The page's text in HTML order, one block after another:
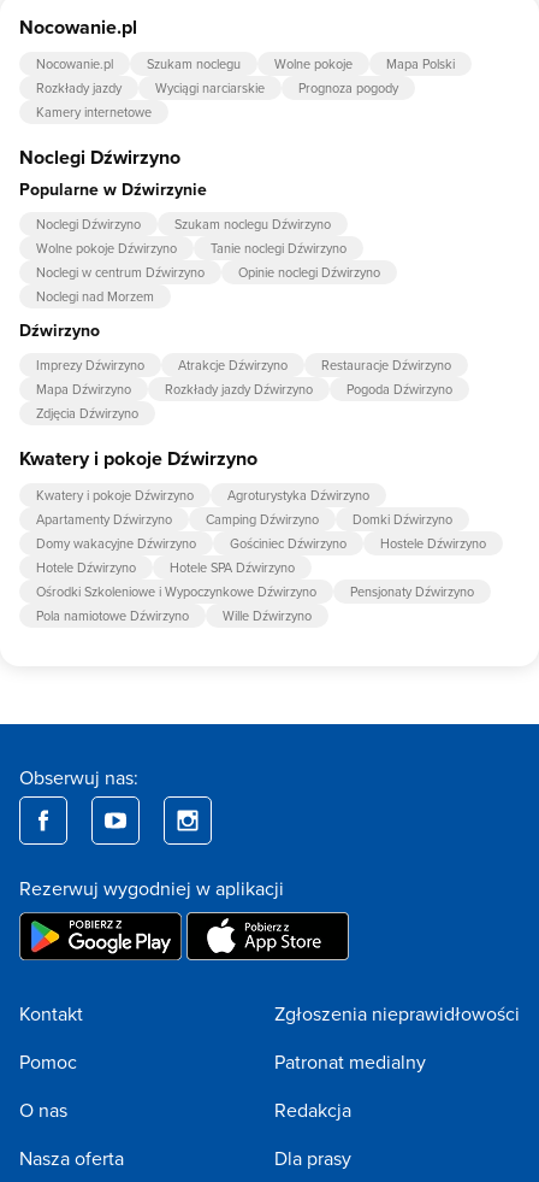
jest klimatyzacja.
Nocowanie.pl
Nocowanie.pl Szukam noclegu Wolne pokoje
Mapa Polski
Rozkłady jazdy
Wyciągi narciarskie
Prognoza pogody
Kamery internetowe
Noclegi Dźwirzyno
Popularne w Dźwirzynie
Noclegi Dźwirzyno
Szukam noclegu Dźwirzyno
Wolne pokoje Dźwirzyno
Tanie noclegi Dźwirzyno
Noclegi w centrum Dźwirzyno
Opinie noclegi Dźwirzyno
Noclegi nad Morzem
Dźwirzyno
Imprezy Dźwirzyno Atrakcje Dźwirzyno
Restauracje Dźwirzyno
Mapa Dźwirzyno
Rozkłady jazdy Dźwirzyno
Pogoda Dźwirzyno
Zdjęcia Dźwirzyno
Kwatery i pokoje Dźwirzyno
Kwatery i pokoje Dźwirzyno
Agroturystyka Dźwirzyno
Apartamenty Dźwirzyno
Camping Dźwirzyno
Domki Dźwirzyno
Domy wakacyjne Dźwirzyno
Gościniec Dźwirzyno
Hostele Dźwirzyno
Hotele Dźwirzyno
Hotele SPA Dźwirzyno
Ośrodki Szkoleniowe i Wypoczynkowe Dźwirzyno
Pensjonaty Dźwirzyno
Pola namiotowe Dźwirzyno
Wille Dźwirzyno
Obserwuj nas:
Rezerwuj wygodniej w aplikacji
Kontakt
Pomoc
O nas
Nasza oferta
Zgłoszenia nieprawidłowości
Patronat medialny
Redakcja
Dla prasy